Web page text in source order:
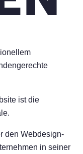
ist die
den Webdesign-
in seiner